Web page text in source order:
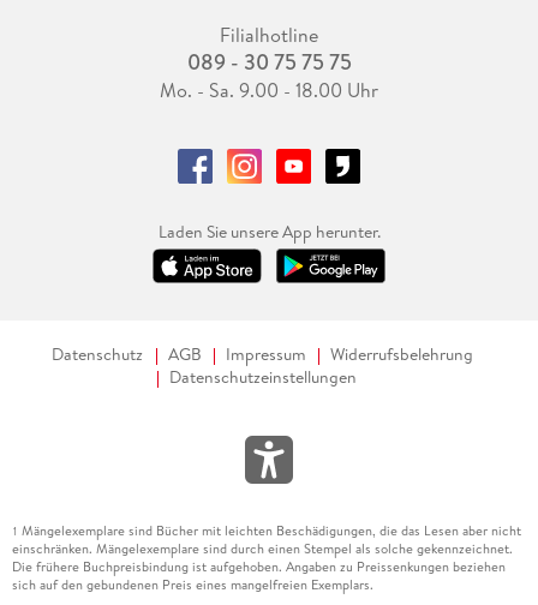
Filialhotline
089 - 30 75 75 75
Mo. - Sa. 9.00 - 18.00 Uhr
Laden Sie unsere App herunter.
Datenschutz AGB Impressum
Widerrufsbelehrung
Datenschutzeinstellungen
1 Mängelexemplare sind Bücher mit leichten Beschädigungen, die das Lesen aber nicht
einschränken. Mängelexemplare sind durch einen Stempel als solche gekennzeichnet.
Die frühere Buchpreisbindung ist aufgehoben. Angaben zu Preissenkungen beziehen
sich auf den gebundenen Preis eines mangelfreien Exemplars.